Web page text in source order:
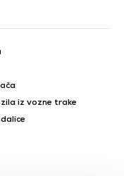
iz vozne trake